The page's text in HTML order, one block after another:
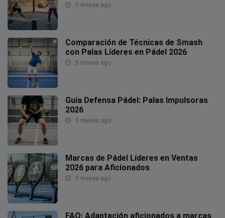
5 meses ago
Comparación de Técnicas de Smash
con Palas Líderes en Pádel 2026
5 meses ago
Guía Defensa Pádel: Palas Impulsoras
2026
5 meses ago
Marcas de Pádel Líderes en Ventas
2026 para Aficionados
5 meses ago
FAQ: Adaptación aficionados a marcas